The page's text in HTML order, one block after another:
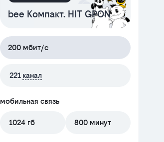
bee Компакт. HIT GPON
200 мбит/с
221 канал
мобильная связь
1024 гб 800 минут